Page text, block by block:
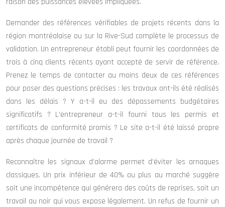
Demander des références vérifiables de projets récents dans la
région montréalaise ou sur la Rive-Sud complète le processus de
validation. Un entrepreneur établi peut fournir les coordonnées de
trois à cinq clients récents ayant accepté de servir de référence.
Prenez le temps de contacter au moins deux de ces références
pour poser des questions précises : les travaux ont-ils été réalisés
dans les délais ? Y a-t-il eu des dépassements budgétaires
significatifs ? L’entrepreneur a-t-il fourni tous les permis et
certificats de conformité promis ? Le site a-t-il été laissé propre
après chaque journée de travail ?
Reconnaître les signaux d’alarme permet d’éviter les arnaques
classiques. Un prix inférieur de 40% ou plus au marché suggère
soit une incompétence qui générera des coûts de reprises, soit un
travail au noir qui vous expose légalement. Un refus de fournir un